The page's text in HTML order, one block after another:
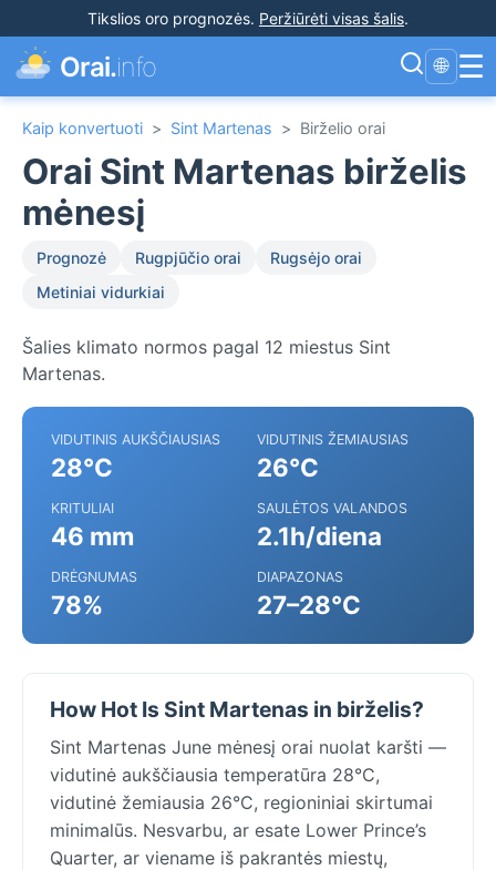
Tikslios oro prognozės. Peržiūrėti visas šalis.
Orai.info 🌐 ☰
Kaip konvertuoti > Sint Martenas > Birželio orai
Orai Sint Martenas birželis
mėnesį
Prognozė Rugpjūčio orai
Rugsėjo orai
Metiniai vidurkiai
Šalies klimato normos pagal 12 miestus Sint
Martenas.
VIDUTINIS AUKŠČIAUSIAS
28°C
VIDUTINIS ŽEMIAUSIAS
26°C
KRITULIAI
46 mm
SAULĖTOS VALANDOS
2.1h/diena
DRĖGNUMAS
78%
DIAPAZONAS
27–28°C
How Hot Is Sint Martenas in birželis?
Sint Martenas June mėnesį orai nuolat karšti —
vidutinė aukščiausia temperatūra 28°C,
vidutinė žemiausia 26°C, regioniniai skirtumai
minimalūs. Nesvarbu, ar esate Lower Prince’s
Quarter, ar viename iš pakrantės miestų,